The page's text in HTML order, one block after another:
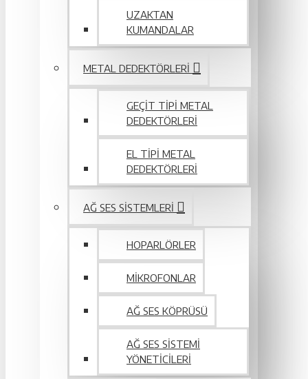
UZAKTAN
KUMANDALAR
METAL DEDEKTÖRLERI
GEÇIT TIPI METAL
DEDEKTÖRLERI
EL TIPI METAL
DEDEKTÖRLERI
AĞ SES SISTEMLERI
HOPARLÖRLER
MIKROFONLAR
AĞ SES KÖPRÜSÜ
AĞ SES SISTEMI
YÖNETICILERI